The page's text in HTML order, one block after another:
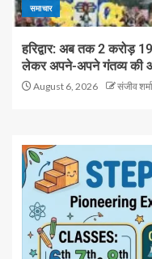
समाचार
हरिद्वार: अब तक 2 करोड़
लेकर अपने-अपने गंतव्य की
August 6, 2026 संजीव शर्मा